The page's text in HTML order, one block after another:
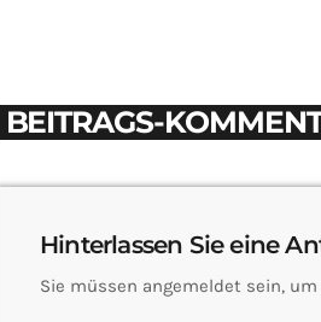
BEITRAGS-
Hinterlassen Sie eine
Sie müssen angemeldet sein,